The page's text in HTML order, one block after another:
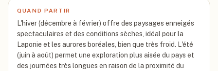
QUAND PARTIR
L'hiver (décembre à février) offre des paysages enneigés
spectaculaires et des conditions sèches, idéal pour la
Laponie et les aurores boréales, bien que très froid. L'été
(juin à août) permet une exploration plus aisée du pays et
des journées très longues en raison de la proximité du